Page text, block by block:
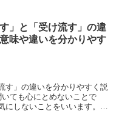
す」と「受け流す」の違
味や違いを分かりやす
す」の違いを分かりやすく説
ても心にとめないことで
しないことをいいます。料